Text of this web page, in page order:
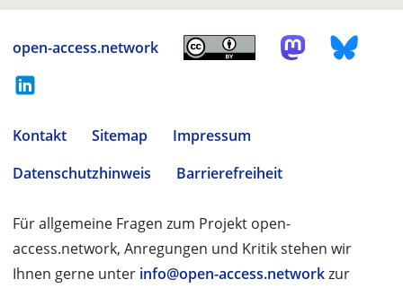
open-access.network
Kontakt Sitemap
Impressum
Datenschutzhinweis
Barrierefreiheit
Für allgemeine Fragen zum Projekt open-
access.network, Anregungen und Kritik stehen wir
Ihnen gerne unter info@open-access.networkzur